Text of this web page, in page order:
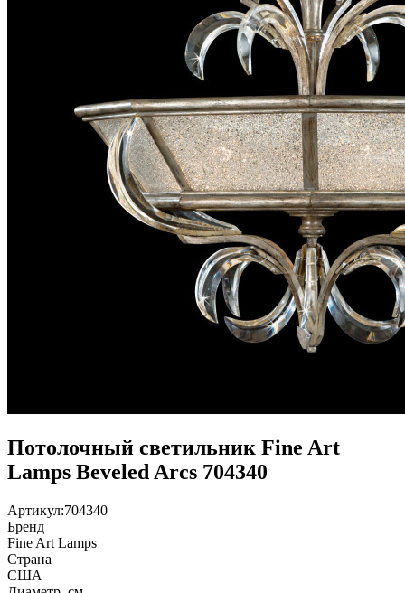
Потолочный светильник Fine Art
Lamps Beveled Arcs 704340
Артикул:704340
Бренд
Fine Art Lamps
Страна
США